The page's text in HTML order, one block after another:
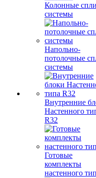
Колонные
системы
Напольно-
потолочные
системы
Внутренние
Настенного
R32
Готовые
комплекты
настенного